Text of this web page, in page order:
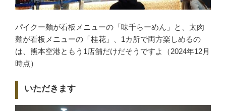
パイクー麺が看板メニューの「味千らーめん」と、太肉
麺が看板メニューの「桂花」、1カ所で両方楽しめるの
は、熊本空港ともう1店舗だけだそうですよ（2024年12月
時点）
いただきます